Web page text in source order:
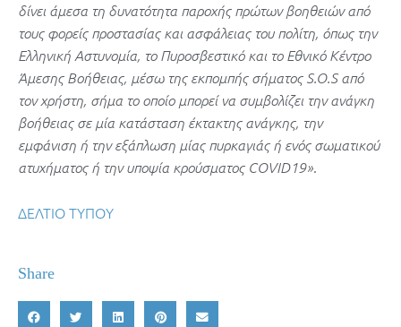
δίνει άμεσα τη δυνατότητα παροχής πρώτων βοηθειών από
τους φορείς προστασίας και ασφάλειας του πολίτη, όπως την
Ελληνική Αστυνομία, το Πυροσβεστικό και το Εθνικό Κέντρο
Άμεσης Βοήθειας, μέσω της εκπομπής σήματος S.O.S από
τον χρήστη, σήμα το οποίο μπορεί να συμβολίζει την ανάγκη
βοήθειας σε μία κατάσταση έκτακτης ανάγκης, την
εμφάνιση ή την εξάπλωση μίας πυρκαγιάς ή ενός σωματικού
ατυχήματος ή την υποψία κρούσματος COVID19».
ΔΕΛΤΙΟ ΤΥΠΟΥ
Share